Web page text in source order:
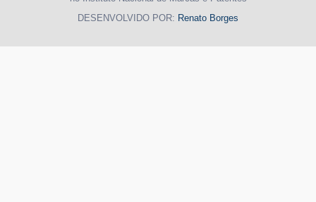
DESENVOLVIDO POR: Renato Borges